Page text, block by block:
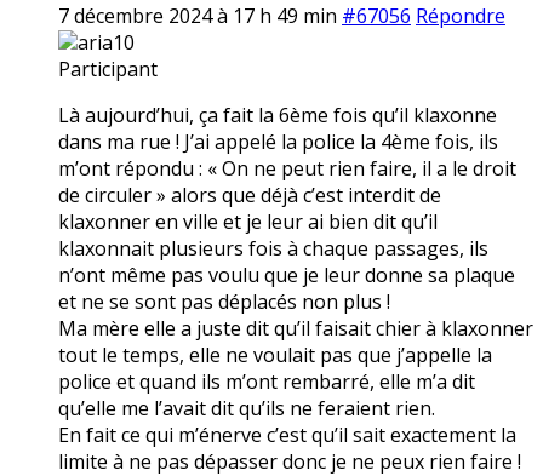
7 décembre 2024 à 17 h 49 min #67056 Répondre
aria10
Participant
Là aujourd’hui, ça fait la 6ème fois qu’il klaxonne
dans ma rue ! J’ai appelé la police la 4ème fois, ils
m’ont répondu : « On ne peut rien faire, il a le droit
de circuler » alors que déjà c’est interdit de
klaxonner en ville et je leur ai bien dit qu’il
klaxonnait plusieurs fois à chaque passages, ils
n’ont même pas voulu que je leur donne sa plaque
et ne se sont pas déplacés non plus !
Ma mère elle a juste dit qu’il faisait chier à klaxonner
tout le temps, elle ne voulait pas que j’appelle la
police et quand ils m’ont rembarré, elle m’a dit
qu’elle me l’avait dit qu’ils ne feraient rien.
En fait ce qui m’énerve c’est qu’il sait exactement la
limite à ne pas dépasser donc je ne peux rien faire !